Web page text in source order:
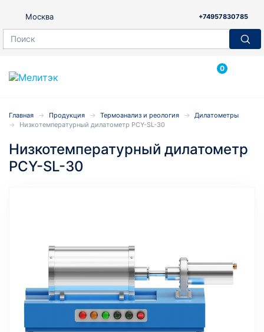
Москва +74957830785
0
Главная Продукция Термоанализ и реология
Дилатометры
Низкотемпературный дилатометр PCY-SL-30
Низкотемпературный дилатометр
PCY-SL-30